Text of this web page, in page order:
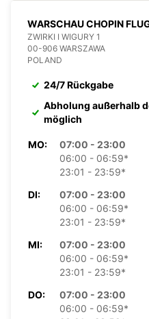
WARSCHAU CHOPIN
ZWIRKI I WIGURY 1
00-906 WARSZAWA
POLAND
24/7 Rückgabe
Abholung außerhalb
möglich
MO:
07:00 - 23:00
06:00 - 06:59*
23:01 - 23:59*
DI:
07:00 - 23:00
06:00 - 06:59*
23:01 - 23:59*
MI:
07:00 - 23:00
06:00 - 06:59*
23:01 - 23:59*
DO:
07:00 - 23:00
06:00 - 06:59*